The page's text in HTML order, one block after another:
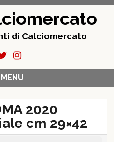
di Calciomercato
MENU
2020
cm 29×42